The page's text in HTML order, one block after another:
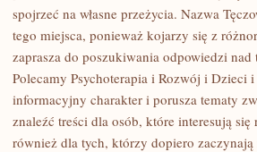
ZDROWIE
PSYCHICZNE
spojrzeć na własne przeżycia. Nazwa
tego miejsca, ponieważ kojarzy się z
zaprasza do poszukiwania odpowiedzi
Polecamy Psychoterapia i Rozwój i Dzieci
informacyjny charakter i porusza tematy
znaleźć treści dla osób, które interesują
również dla tych, którzy dopiero zaczynają